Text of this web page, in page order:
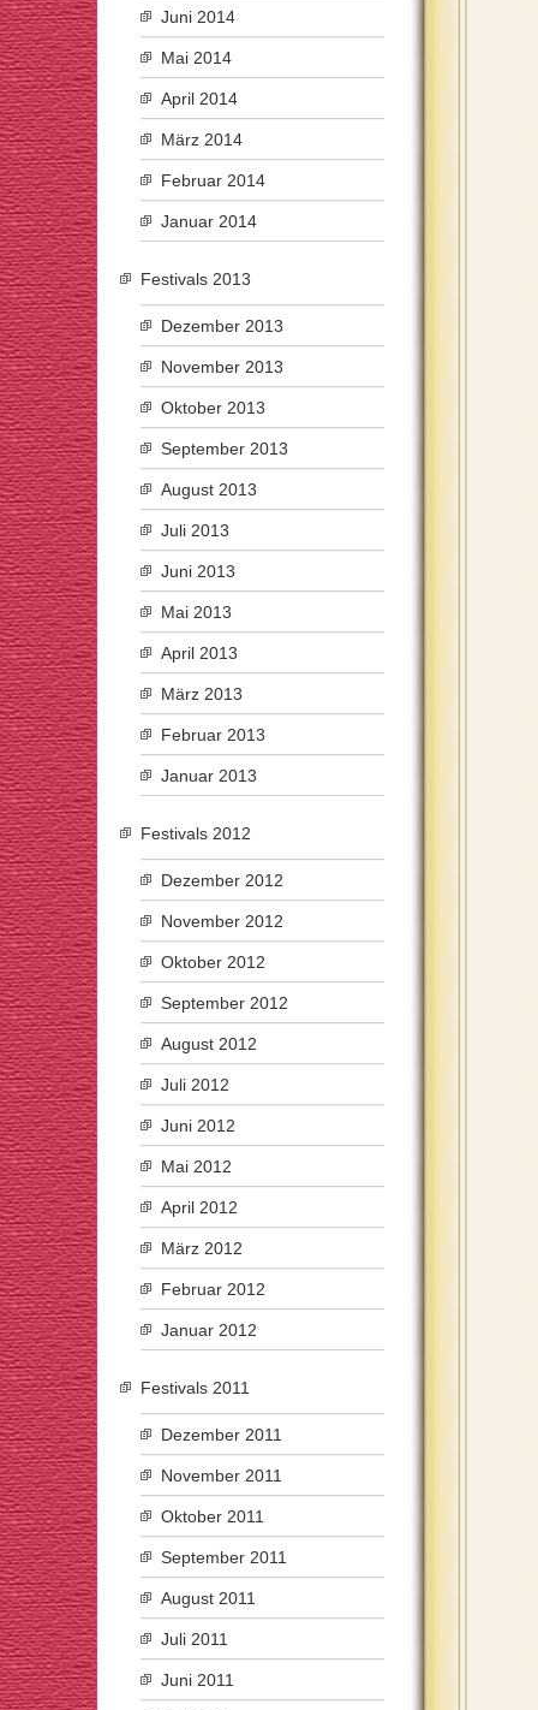
Juni 2014
Mai 2014
April 2014
März 2014
Februar 2014
Januar 2014
Festivals 2013
Dezember 2013
November 2013
Oktober 2013
September 2013
August 2013
Juli 2013
Juni 2013
Mai 2013
April 2013
März 2013
Februar 2013
Januar 2013
Festivals 2012
Dezember 2012
November 2012
Oktober 2012
September 2012
August 2012
Juli 2012
Juni 2012
Mai 2012
April 2012
März 2012
Februar 2012
Januar 2012
Festivals 2011
Dezember 2011
November 2011
Oktober 2011
September 2011
August 2011
Juli 2011
Juni 2011